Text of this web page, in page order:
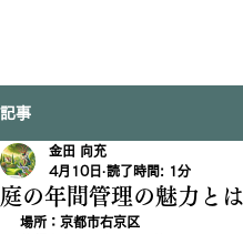
記事
庭の年間管理の魅力とは
金田 向充
4月10日 読了時間: 1分
場所：京都市右京区